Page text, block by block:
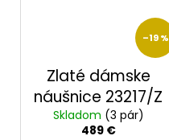
–19 %
Zlaté dámske
náušnice 23217/Z
Skladom (3 pár)
489 €